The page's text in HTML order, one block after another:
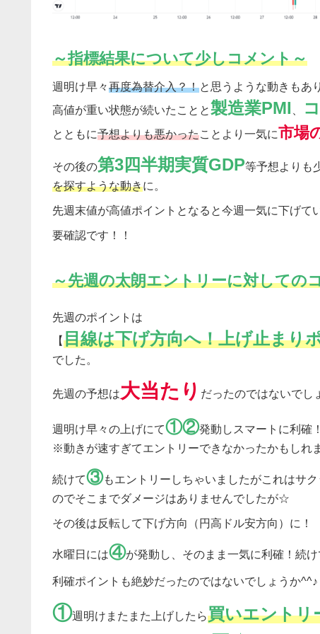
～指標結果について少しコメント～
週明け早々再度為替介入？！と思うような動きもあ
高値が重い状態が続いたことと製造業PMI
とともに予想よりも悪かったことより一気に市場
その後の第3四半期実質GDP等予想よりも
を探すような動きに。
先週末値が高値ポイントとなると今週一気に下げて
要確認です！！
～先週の太朗エントリーに対しての
先週のポイントは
【目線は下げ方向へ！上げ止まり
でした。
先週の予想は大当たり だったのではないでし
週明け早々の上げにて①②発動しスマートに利確！
※動きが速すぎてエントリーできなかったかもしれ
続けて③もエントリーしちゃいましたがこれはサ
のでそこまでダメージはありませんでしたが☆
その後は反転して下げ方向（円高ドル安方向）に！
水曜日には④が発動し、そのまま一気に利確！続け
利確ポイントも絶妙だったのではないでしょうか^^♪
①週明けまたまた上げしたら買いエントリ